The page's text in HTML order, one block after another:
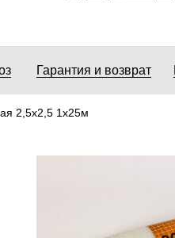
Гарантия и возврат
2,5х2,5 1х25м